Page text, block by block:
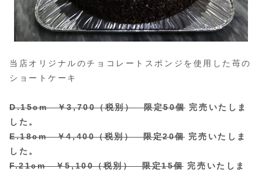
当店オリジナルのチョコレートスポンジを使用した苺の
ショートケーキ
D.15cm ￥3,700（税別） 限定50個完売いたしま
した。
E.18cm ￥4,400（税別） 限定20個完売いたしま
した。
F.21cm ￥5,100（税別） 限定15個完売いたしま